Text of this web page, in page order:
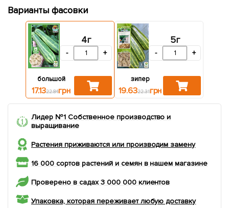
Варианты фасовки
4г
- +
большой
17.1322.84грн
5г
- +
зипер
19.6322.31грн
Лидер №1 Собственное производство и
выращивание
Растения приживаются или производим замену
16 000 сортов растений и семян в нашем магазине
Проверено в садах 3 000 000 клиентов
Упаковка, которая переживает любую доставку